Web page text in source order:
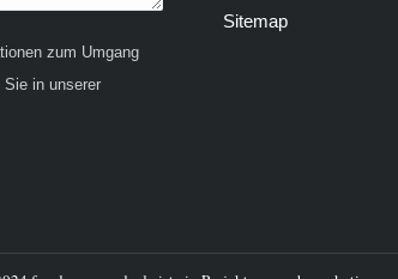
zum Umgang
in unserer
Sitemap